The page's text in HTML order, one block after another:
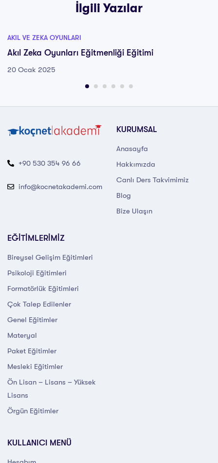
İlgili Yazılar
AKIL VE ZEKA OYUNLARI
Akıl Zeka Oyunları Eğitmenliği Eğitimi
20 Ocak 2025
+90 530 354 96 66
info@kocnetakademi.com
KURUMSAL
Anasayfa
Hakkımızda
Canlı Ders Takvimimiz
Blog
Bize Ulaşın
EĞİTİMLERİMİZ
Bireysel Gelişim Eğitimleri
Psikoloji Eğitimleri
Formatörlük Eğitimleri
Çok Talep Edilenler
Genel Eğitimler
Materyal
Paket Eğitimler
Mesleki Eğitimler
Ön Lisan – Lisans – Yüksek
Lisans
Örgün Eğitimler
KULLANICI MENÜ